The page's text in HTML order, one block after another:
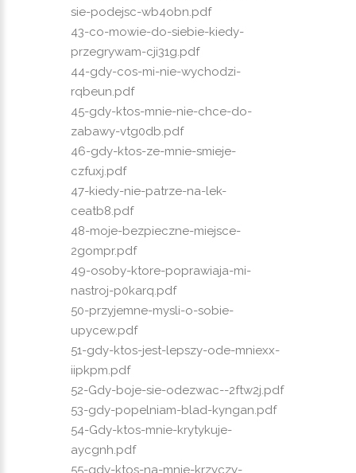
sie-podejsc-wb4obn.pdf
43-co-mowie-do-siebie-kiedy-
przegrywam-cji31g.pdf
44-gdy-cos-mi-nie-wychodzi-
rqbeun.pdf
45-gdy-ktos-mnie-nie-chce-do-
zabawy-vtg0db.pdf
46-gdy-ktos-ze-mnie-smieje-
czfuxj.pdf
47-kiedy-nie-patrze-na-lek-
ceatb8.pdf
48-moje-bezpieczne-miejsce-
2gompr.pdf
49-osoby-ktore-poprawiaja-mi-
nastroj-p0karq.pdf
50-przyjemne-mysli-o-sobie-
upycew.pdf
51-gdy-ktos-jest-lepszy-ode-mniexx-
iipkpm.pdf
52-Gdy-boje-sie-odezwac--2ftw2j.pdf
53-gdy-popelniam-blad-kyngan.pdf
54-Gdy-ktos-mnie-krytykuje-
aycgnh.pdf
55-gdy-ktos-na-mnie-krzyczy-